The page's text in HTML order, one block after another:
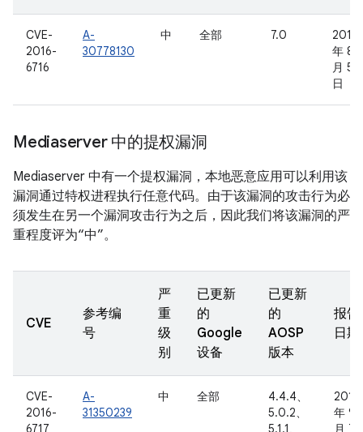
CVE-
2016-
6716
A-
30778130
中 全部 7.0
2016
年 8
月 5
日
Mediaserver 中的提权漏洞
Mediaserver 中有一个提权漏洞，本地恶意应用可以利用该
漏洞通过特权进程执行任意代码。由于该漏洞的攻击行为必
须发生在另一个漏洞攻击行为之后，因此我们将该漏洞的严
重程度评为“中”。
CVE
参考编
号
严
重
级
别
已更新
的
Google
设备
已更新
的
AOSP
版本
报告
日期
CVE-
2016-
6717
A-
31350239
中 全部
4.4.4、
5.0.2、
5.1.1、
2016
年 9
月 7